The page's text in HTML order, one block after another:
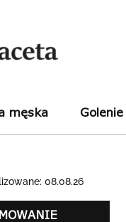
męska Golenie
08.08.26